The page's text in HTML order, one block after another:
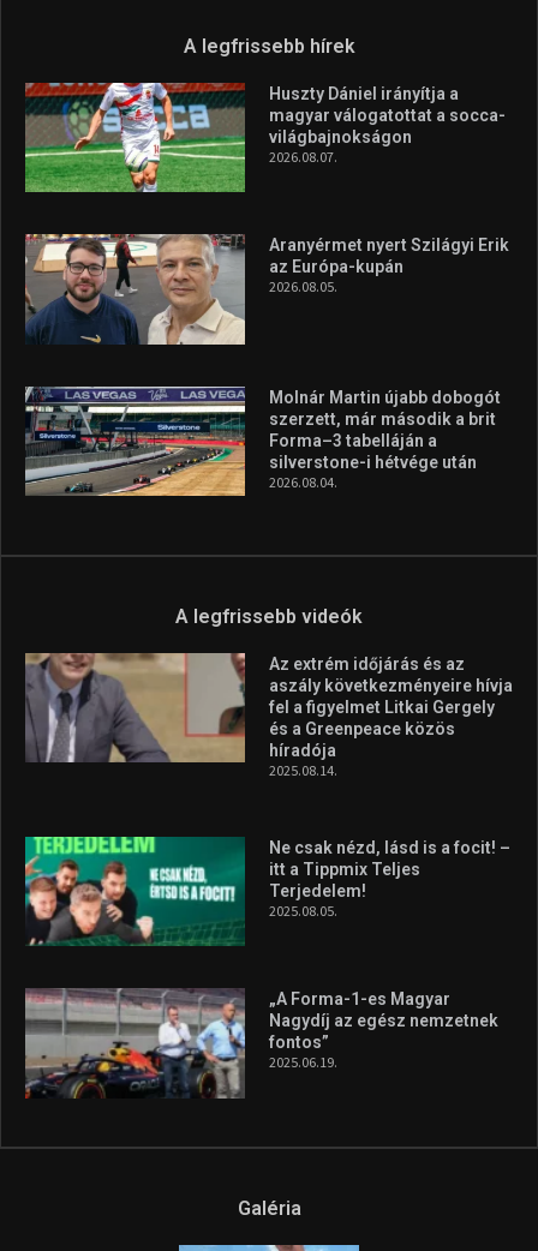
A legfrissebb hírek
Huszty Dániel irányítja a
magyar válogatottat a socca-
világbajnokságon
2026.08.07.
Aranyérmet nyert Szilágyi Erik
az Európa-kupán
2026.08.05.
Molnár Martin újabb dobogót
szerzett, már második a brit
Forma–3 tabelláján a
silverstone-i hétvége után
2026.08.04.
A legfrissebb videók
Az extrém időjárás és az
aszály következményeire hívja
fel a figyelmet Litkai Gergely
és a Greenpeace közös
híradója
2025.08.14.
Ne csak nézd, lásd is a focit! –
itt a Tippmix Teljes
Terjedelem!
2025.08.05.
„A Forma-1-es Magyar
Nagydíj az egész nemzetnek
fontos”
2025.06.19.
Galéria